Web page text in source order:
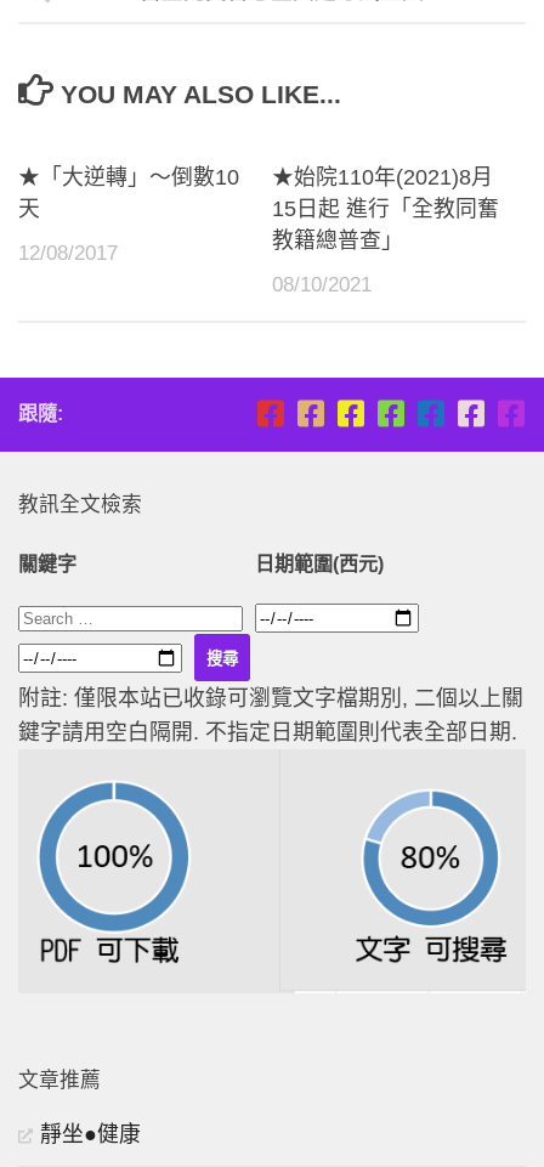
YOU MAY ALSO LIKE...
★「大逆轉」～倒數10
天
12/08/2017
★始院110年(2021)8月
15日起 進行「全教同奮
教籍總普查」
08/10/2021
跟隨:
教訊全文檢索
關鍵字 日期範圍(西元)
附註: 僅限本站已收錄可瀏覽文字檔期別, 二個以上關
鍵字請用空白隔開. 不指定日期範圍則代表全部日期.
文章推薦
靜坐●健康